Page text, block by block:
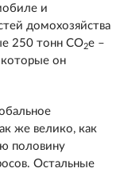
и
домохозяйства
250 тонн CO2e –
которые он
же велико, как
половину
Остальные